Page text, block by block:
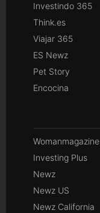
Investindo 365
Think.es
Viajar 365
ES Newz
Pet Story
Encocina
Womanmagazine
Investing Plus
Newz
Newz US
Newz California